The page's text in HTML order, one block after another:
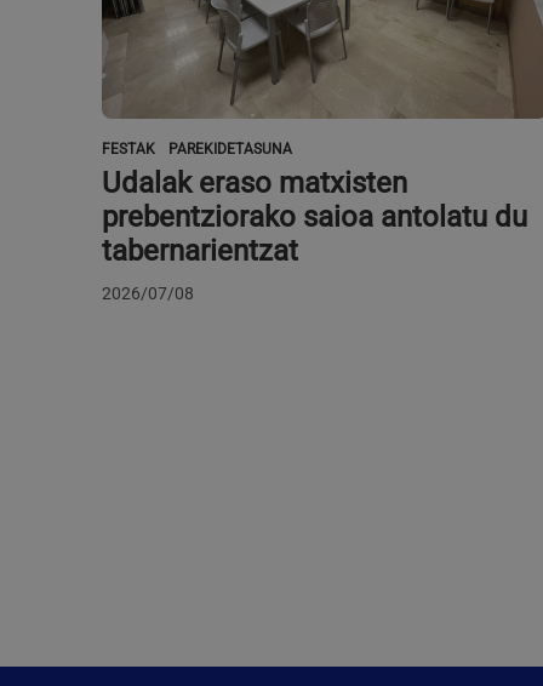
FESTAK PAREKIDETASUNA
Udalak eraso matxisten
prebentziorako saioa antolatu du
tabernarientzat
2026/07/08
_ga_JP1CFKXLYN
__Secure-YNID